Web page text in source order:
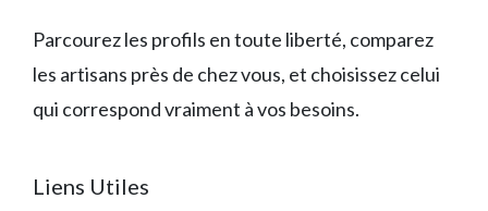
Parcourez les profils en toute liberté, comparez
les artisans près de chez vous, et choisissez celui
qui correspond vraiment à vos besoins.
Liens Utiles